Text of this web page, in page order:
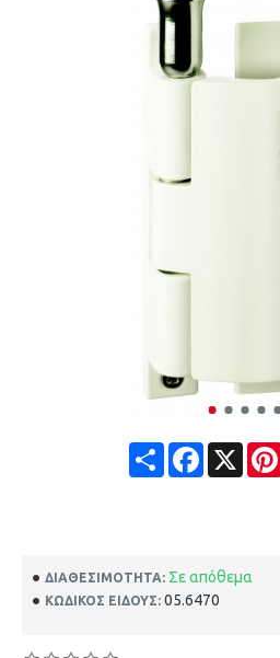
ShareFacebook
X
ΔΙΑΘΕΣΙΜΌΤΗΤΑ: Σε απόθεμα
ΚΩΔΙΚΌΣ ΕΊΔΟΥΣ: 05.6470